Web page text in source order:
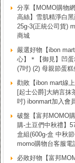
分享【MOMO購物
高絲】雪肌精淨白
25g-3(正統公司貨)
商城
嚴選好物【ibon
心】＊【御見】凹
(7吋) (2) 母親節蛋糕
勸敗【ibon mart線上
[起士公爵]大納言抹
吋) ibonmart加入會
破盤【富邦MOMO
購-土豆們中秋禮】
盒組(600g-盒 中秋
momo購物台客服電
必敗好物【富邦